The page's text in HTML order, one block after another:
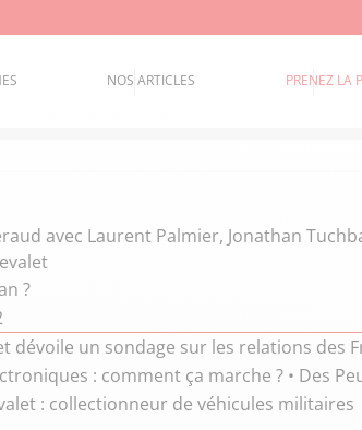
NOS ARTICLES PRENEZ LA
avec Laurent Palmier, Jonathan
?
dévoile un sondage sur les relations des
: comment ça marche ? • Des
: collectionneur de véhicules militaires